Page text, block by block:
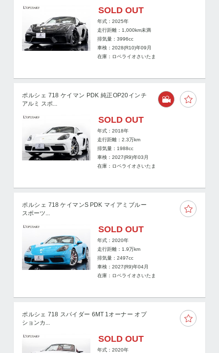
SOLD OUT
年式：2025年
走行距離： 1,000km未満
排気量：3996cc
車検：2028(R10)年09月
在庫：ロペライオさいたま
ポルシェ 718 ケイマン PDK 純正OP20インチ
アルミ スポ...
SOLD OUT
年式：2018年
走行距離：2.3万km
排気量：1988cc
車検：2027(R9)年03月
在庫：ロペライオさいたま
ポルシェ 718 ケイマンS PDK マイアミブルー
スポーツ...
SOLD OUT
年式：2020年
走行距離： 1.9万km
排気量：2497cc
車検：2027(R9)年04月
在庫：ロペライオさいたま
ポルシェ 718 スパイダー 6MT 1オーナー オプ
ションカ...
SOLD OUT
年式：2020年